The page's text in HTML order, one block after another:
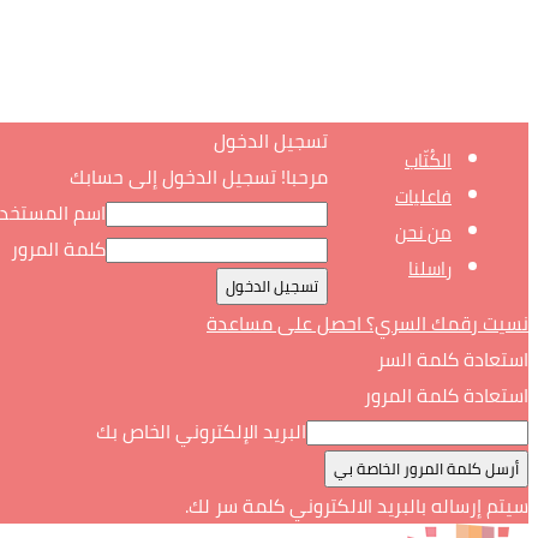
الكُتّاب
فاعليات
من نحن
راسلنا
تسجيل الدخول
مرحبا! تسجيل الدخول إلى حسابك
اسم
كلمة المرور
نسيت رقمك السري؟ احصل على مساعدة
استعادة كلمة السر
استعادة كلمة المرور
البريد الإلكتروني الخاص بك
سيتم إرساله بالبريد الالكتروني كلمة سر لك.